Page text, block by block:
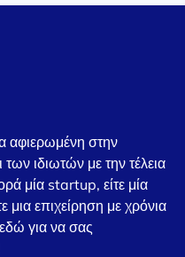
αφιερωμένη στην
ιδιωτών με την τέλεια
μία startup, είτε μία
μια επιχείρηση με χρόνια
για να σας